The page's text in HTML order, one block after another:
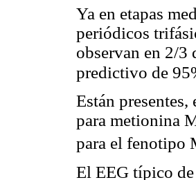
Ya en etapas
periódicos
observan en 2/3
predictivo de
Están
para metionina
para el fenotipo
El EEG típico